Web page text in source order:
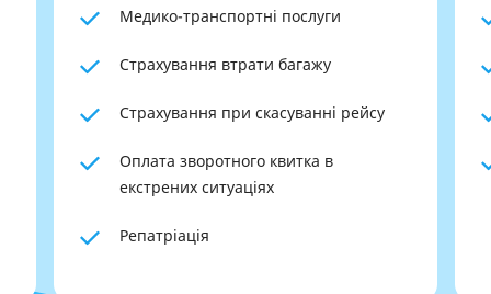
Медико-транспортні послуги
Страхування втрати багажу
Страхування при скасуванні рейсу
Оплата зворотного квитка в
екстрених ситуаціях
Репатріація